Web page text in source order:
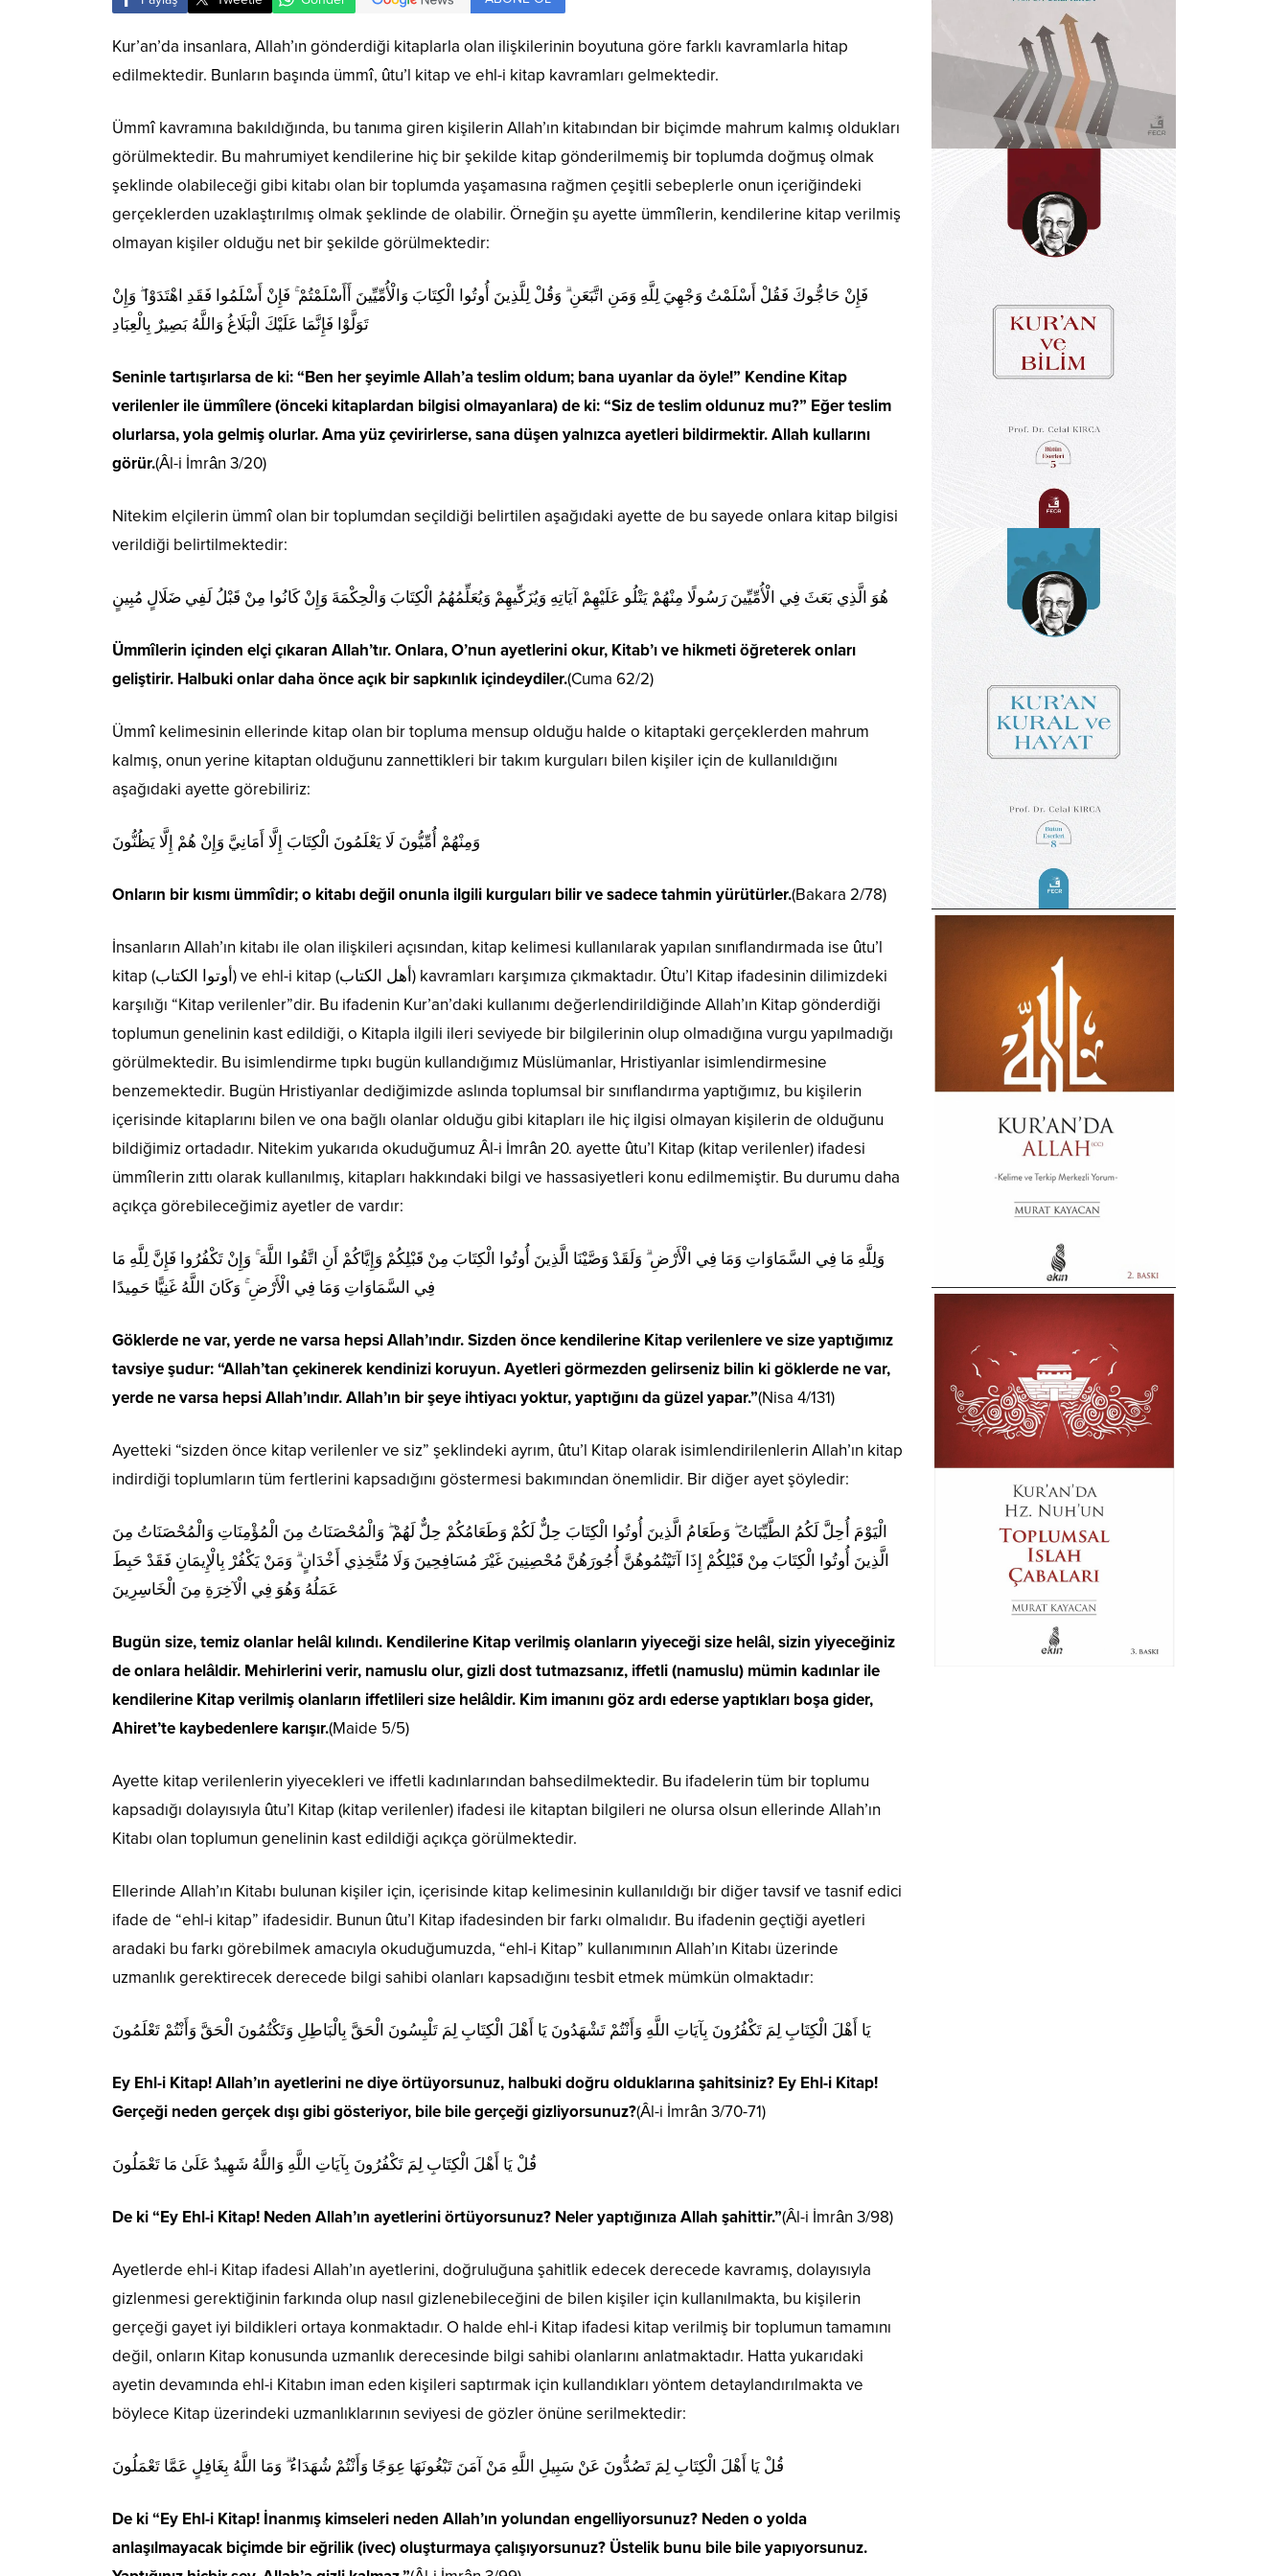
Kur’an’da insanlara, Allah’ın gönderdiği kitaplarla olan ilişkilerinin boyutuna göre farklı kavramlarla hitap
edilmektedir. Bunların başında ümmî, ûtu’l kitap ve ehl-i kitap kavramları gelmektedir.
Ümmî kavramına bakıldığında, bu tanıma giren kişilerin Allah’ın kitabından bir biçimde mahrum kalmış oldukları
görülmektedir. Bu mahrumiyet kendilerine hiç bir şekilde kitap gönderilmemiş bir toplumda doğmuş olmak
şeklinde olabileceği gibi kitabı olan bir toplumda yaşamasına rağmen çeşitli sebeplerle onun içeriğindeki
gerçeklerden uzaklaştırılmış olmak şeklinde de olabilir. Örneğin şu ayette ümmîlerin, kendilerine kitap verilmiş
olmayan kişiler olduğu net bir şekilde görülmektedir:
فَإِنْ حَاجُّوكَ فَقُلْ أَسْلَمْتُ وَجْهِيَ لِلَّهِ وَمَنِ اتَّبَعَنِ ۗ وَقُلْ لِلَّذِينَ أُوتُوا الْكِتَابَ وَالْأُمِّيِّينَ أَأَسْلَمْتُمْ ۚ فَإِنْ أَسْلَمُوا فَقَدِ اهْتَدَوْا ۖ وَإِنْ
تَوَلَّوْا فَإِنَّمَا عَلَيْكَ الْبَلَاغُ وَاللَّهُ بَصِيرٌ بِالْعِبَادِ
Seninle tartışırlarsa de ki: “Ben her şeyimle Allah’a teslim oldum; bana uyanlar da öyle!” Kendine Kitap
verilenler ile ümmîlere (önceki kitaplardan bilgisi olmayanlara) de ki: “Siz de teslim oldunuz mu?” Eğer teslim
olurlarsa, yola gelmiş olurlar. Ama yüz çevirirlerse, sana düşen yalnızca ayetleri bildirmektir. Allah kullarını
görür.(Âl-i İmrân 3/20)
Nitekim elçilerin ümmî olan bir toplumdan seçildiği belirtilen aşağıdaki ayette de bu sayede onlara kitap bilgisi
verildiği belirtilmektedir:
هُوَ الَّذِي بَعَثَ فِي الْأُمِّيِّينَ رَسُولًا مِنْهُمْ يَتْلُو عَلَيْهِمْ آيَاتِهِ وَيُزَكِّيهِمْ وَيُعَلِّمُهُمُ الْكِتَابَ وَالْحِكْمَةَ وَإِنْ كَانُوا مِنْ قَبْلُ لَفِي ضَلَالٍ مُبِينٍ
Ümmîlerin içinden elçi çıkaran Allah’tır. Onlara, O’nun ayetlerini okur, Kitab’ı ve hikmeti öğreterek onları
geliştirir. Halbuki onlar daha önce açık bir sapkınlık içindeydiler.(Cuma 62/2)
Ümmî kelimesinin ellerinde kitap olan bir topluma mensup olduğu halde o kitaptaki gerçeklerden mahrum
kalmış, onun yerine kitaptan olduğunu zannettikleri bir takım kurguları bilen kişiler için de kullanıldığını
aşağıdaki ayette görebiliriz:
وَمِنْهُمْ أُمِّيُّونَ لَا يَعْلَمُونَ الْكِتَابَ إِلَّا أَمَانِيَّ وَإِنْ هُمْ إِلَّا يَظُنُّونَ
Onların bir kısmı ümmîdir; o kitabı değil onunla ilgili kurguları bilir ve sadece tahmin yürütürler.(Bakara 2/78)
İnsanların Allah’ın kitabı ile olan ilişkileri açısından, kitap kelimesi kullanılarak yapılan sınıflandırmada ise ûtu’l
kitap (أوتوا الكتاب) ve ehl-i kitap (أهل الكتاب) kavramları karşımıza çıkmaktadır. Ûtu’l Kitap ifadesinin dilimizdeki
karşılığı “Kitap verilenler”dir. Bu ifadenin Kur’an’daki kullanımı değerlendirildiğinde Allah’ın Kitap gönderdiği
toplumun genelinin kast edildiği, o Kitapla ilgili ileri seviyede bir bilgilerinin olup olmadığına vurgu yapılmadığı
görülmektedir. Bu isimlendirme tıpkı bugün kullandığımız Müslümanlar, Hristiyanlar isimlendirmesine
benzemektedir. Bugün Hristiyanlar dediğimizde aslında toplumsal bir sınıflandırma yaptığımız, bu kişilerin
içerisinde kitaplarını bilen ve ona bağlı olanlar olduğu gibi kitapları ile hiç ilgisi olmayan kişilerin de olduğunu
bildiğimiz ortadadır. Nitekim yukarıda okuduğumuz Âl-i İmrân 20. ayette ûtu’l Kitap (kitap verilenler) ifadesi
ümmîlerin zıttı olarak kullanılmış, kitapları hakkındaki bilgi ve hassasiyetleri konu edilmemiştir. Bu durumu daha
açıkça görebileceğimiz ayetler de vardır:
وَلِلَّهِ مَا فِي السَّمَاوَاتِ وَمَا فِي الْأَرْضِ ۗ وَلَقَدْ وَصَّيْنَا الَّذِينَ أُوتُوا الْكِتَابَ مِنْ قَبْلِكُمْ وَإِيَّاكُمْ أَنِ اتَّقُوا اللَّهَ ۚ وَإِنْ تَكْفُرُوا فَإِنَّ لِلَّهِ مَا
فِي السَّمَاوَاتِ وَمَا فِي الْأَرْضِ ۚ وَكَانَ اللَّهُ غَنِيًّا حَمِيدًا
Göklerde ne var, yerde ne varsa hepsi Allah’ındır. Sizden önce kendilerine Kitap verilenlere ve size yaptığımız
tavsiye şudur: “Allah’tan çekinerek kendinizi koruyun. Ayetleri görmezden gelirseniz bilin ki göklerde ne var,
yerde ne varsa hepsi Allah’ındır. Allah’ın bir şeye ihtiyacı yoktur, yaptığını da güzel yapar.”(Nisa 4/131)
Ayetteki “sizden önce kitap verilenler ve siz” şeklindeki ayrım, ûtu’l Kitap olarak isimlendirilenlerin Allah’ın kitap
indirdiği toplumların tüm fertlerini kapsadığını göstermesi bakımından önemlidir. Bir diğer ayet şöyledir:
الْيَوْمَ أُحِلَّ لَكُمُ الطَّيِّبَاتُ ۖ وَطَعَامُ الَّذِينَ أُوتُوا الْكِتَابَ حِلٌّ لَكُمْ وَطَعَامُكُمْ حِلٌّ لَهُمْ ۖ وَالْمُحْصَنَاتُ مِنَ الْمُؤْمِنَاتِ وَالْمُحْصَنَاتُ مِنَ
الَّذِينَ أُوتُوا الْكِتَابَ مِنْ قَبْلِكُمْ إِذَا آتَيْتُمُوهُنَّ أُجُورَهُنَّ مُحْصِنِينَ غَيْرَ مُسَافِحِينَ وَلَا مُتَّخِذِي أَخْدَانٍ ۗ وَمَنْ يَكْفُرْ بِالْإِيمَانِ فَقَدْ حَبِطَ
عَمَلُهُ وَهُوَ فِي الْآخِرَةِ مِنَ الْخَاسِرِينَ
Bugün size, temiz olanlar helâl kılındı. Kendilerine Kitap verilmiş olanların yiyeceği size helâl, sizin yiyeceğiniz
de onlara helâldir. Mehirlerini verir, namuslu olur, gizli dost tutmazsanız, iffetli (namuslu) mümin kadınlar ile
kendilerine Kitap verilmiş olanların iffetlileri size helâldir. Kim imanını göz ardı ederse yaptıkları boşa gider,
Ahiret’te kaybedenlere karışır.(Maide 5/5)
Ayette kitap verilenlerin yiyecekleri ve iffetli kadınlarından bahsedilmektedir. Bu ifadelerin tüm bir toplumu
kapsadığı dolayısıyla ûtu’l Kitap (kitap verilenler) ifadesi ile kitaptan bilgileri ne olursa olsun ellerinde Allah’ın
Kitabı olan toplumun genelinin kast edildiği açıkça görülmektedir.
Ellerinde Allah’ın Kitabı bulunan kişiler için, içerisinde kitap kelimesinin kullanıldığı bir diğer tavsif ve tasnif edici
ifade de “ehl-i kitap” ifadesidir. Bunun ûtu’l Kitap ifadesinden bir farkı olmalıdır. Bu ifadenin geçtiği ayetleri
aradaki bu farkı görebilmek amacıyla okuduğumuzda, “ehl-i Kitap” kullanımının Allah’ın Kitabı üzerinde
uzmanlık gerektirecek derecede bilgi sahibi olanları kapsadığını tesbit etmek mümkün olmaktadır:
يَا أَهْلَ الْكِتَابِ لِمَ تَكْفُرُونَ بِآيَاتِ اللَّهِ وَأَنْتُمْ تَشْهَدُونَ يَا أَهْلَ الْكِتَابِ لِمَ تَلْبِسُونَ الْحَقَّ بِالْبَاطِلِ وَتَكْتُمُونَ الْحَقَّ وَأَنْتُمْ تَعْلَمُونَ
Ey Ehl-i Kitap! Allah’ın ayetlerini ne diye örtüyorsunuz, halbuki doğru olduklarına şahitsiniz? Ey Ehl-i Kitap!
Gerçeği neden gerçek dışı gibi gösteriyor, bile bile gerçeği gizliyorsunuz?(Âl-i İmrân 3/70-71)
قُلْ يَا أَهْلَ الْكِتَابِ لِمَ تَكْفُرُونَ بِآيَاتِ اللَّهِ وَاللَّهُ شَهِيدٌ عَلَىٰ مَا تَعْمَلُونَ
De ki “Ey Ehl-i Kitap! Neden Allah’ın ayetlerini örtüyorsunuz? Neler yaptığınıza Allah şahittir.”(Âl-i İmrân 3/98)
Ayetlerde ehl-i Kitap ifadesi Allah’ın ayetlerini, doğruluğuna şahitlik edecek derecede kavramış, dolayısıyla
gizlenmesi gerektiğinin farkında olup nasıl gizlenebileceğini de bilen kişiler için kullanılmakta, bu kişilerin
gerçeği gayet iyi bildikleri ortaya konmaktadır. O halde ehl-i Kitap ifadesi kitap verilmiş bir toplumun tamamını
değil, onların Kitap konusunda uzmanlık derecesinde bilgi sahibi olanlarını anlatmaktadır. Hatta yukarıdaki
ayetin devamında ehl-i Kitabın iman eden kişileri saptırmak için kullandıkları yöntem detaylandırılmakta ve
böylece Kitap üzerindeki uzmanlıklarının seviyesi de gözler önüne serilmektedir:
قُلْ يَا أَهْلَ الْكِتَابِ لِمَ تَصُدُّونَ عَنْ سَبِيلِ اللَّهِ مَنْ آمَنَ تَبْغُونَهَا عِوَجًا وَأَنْتُمْ شُهَدَاءُ ۗ وَمَا اللَّهُ بِغَافِلٍ عَمَّا تَعْمَلُونَ
De ki “Ey Ehl-i Kitap! İnanmış kimseleri neden Allah’ın yolundan engelliyorsunuz? Neden o yolda
anlaşılmayacak biçimde bir eğrilik (ivec) oluşturmaya çalışıyorsunuz? Üstelik bunu bile bile yapıyorsunuz.